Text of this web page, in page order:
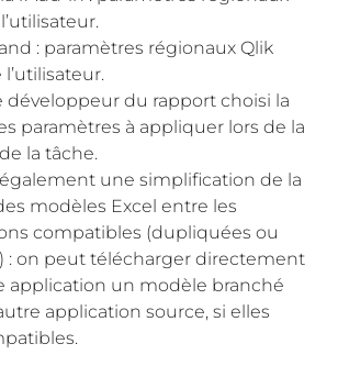
: paramètres régionaux Qlik
développeur du rapport choisi la
paramètres à appliquer lors de la
la tâche.
une simplification de la
modèles Excel entre les
compatibles (dupliquées ou
: on peut télécharger directement
application un modèle branché
application source, si elles